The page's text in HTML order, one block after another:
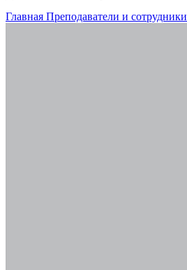
Главная Преподаватели и сотрудники